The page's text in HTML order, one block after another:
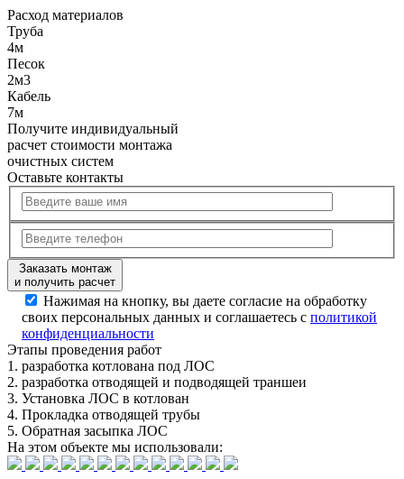
Расход материалов
Труба
4м
Песок
2м3
Кабель
7м
Получите индивидуальный
расчет стоимости монтажа
очистных систем
Оставьте контакты
Заказать монтаж
и получить расчет
Нажимая на кнопку, вы даете согласие на обработку
своих персональных данных и соглашаетесь с политикой
конфиденциальности
Этапы проведения работ
1. разработка котлована под ЛОС
2. разработка отводящей и подводящей траншеи
3. Установка ЛОС в котлован
4. Прокладка отводящей трубы
5. Обратная засыпка ЛОС
На этом объекте мы использовали: